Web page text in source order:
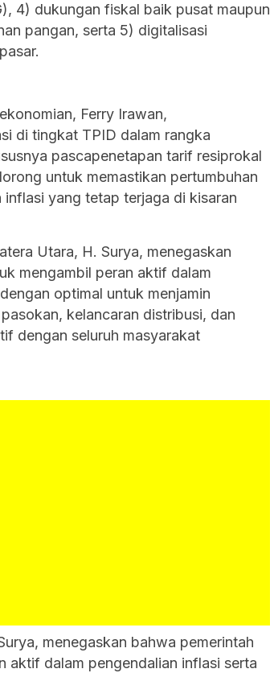
4) dukungan fiskal baik pusat maupun
pangan, serta 5) digitalisasi
Ferry Irawan,
di tingkat TPID dalam rangka
pascapenetapan tarif resiprokal
untuk memastikan pertumbuhan
yang tetap terjaga di kisaran
Utara, H. Surya, menegaskan
mengambil peran aktif dalam
optimal untuk menjamin
kelancaran distribusi, dan
dengan seluruh masyarakat
menegaskan bahwa pemerintah
aktif dalam pengendalian inflasi serta